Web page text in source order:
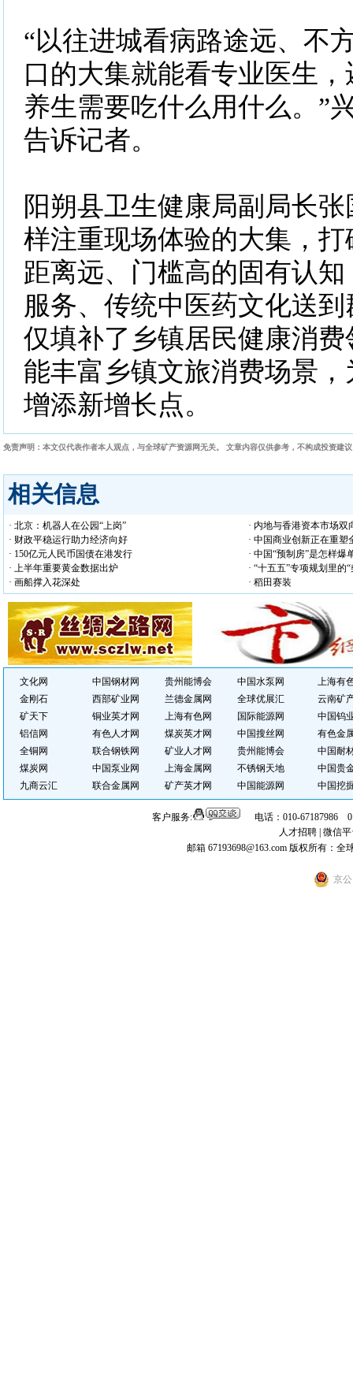
“以往进城看病路途远、不
口的大集就能看专业医生
养生需要吃什么用什么。”
告诉记者。
阳朔县卫生健康局副局长
样注重现场体验的大集，
距离远、门槛高的固有认
服务、传统中医药文化送
仅填补了乡镇居民健康消
能丰富乡镇文旅消费场景
增添新增长点。
免责声明：本文仅代表作者本人观点，与全球矿产资源网无关。 文章内容仅供参考，不构成投资建
相关信息
· 北京：机器人在公园“上岗”
· 内地与香港资本市场双
· 财政平稳运行助力经济向好
· 中国商业创新正在重塑
· 150亿元人民币国债在港发行
· 中国“预制房”是怎样爆
· 上半年重要黄金数据出炉
· “十五五”专项规划里的
· 画船撑入花深处
· 稻田赛装
文化网 中国钢材网 贵州能博会 中国水泵网
上海有
金刚石
西部矿业网 兰德金属网 全球优展汇
云南矿
矿天下
铜业英才网 上海有色网 国际能源网
中国钨
铝信网
有色人才网 煤炭英才网 中国搜丝网
有色金
全铜网
联合钢铁网 矿业人才网 贵州能博会
中国耐
煤炭网
中国泵业网 上海金属网 不锈钢天地
中国贵
九商云汇
联合金属网 矿产英才网 中国能源网 中国挖
客户服务:
电话：010-67187986
人才招聘 微信
邮箱 67193698@163.com 版权所有：全
京公